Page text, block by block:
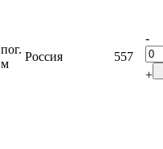
пог.
м
Россия 557
-
+